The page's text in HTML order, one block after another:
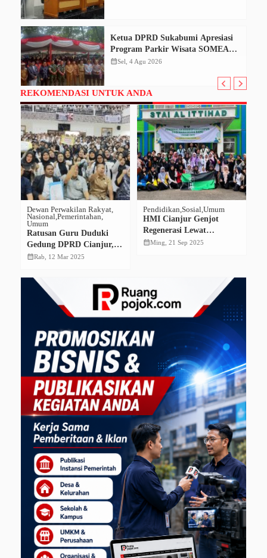
Ketua DPRD Sukabumi Apresiasi
Program Parkir Wisata SOMEAH,
Optimistis Dongkrak PAD
calendar_monthSel, 4 Agu 2026
REKOMENDASI UNTUK ANDA
Dewan Perwakilan Rakyat
Nasional Pemerintahan
Umum
Ratusan Guru Duduki
Gedung DPRD Cianjur,
Ini Isi Tuntutannya!
calendar_monthRab, 12 Mar 2025
Pendidikan Sosial Umum
HMI Cianjur Genjot
Regenerasi Lewat
Program “Goes to
calendar_monthMing, 21 Sep 2025